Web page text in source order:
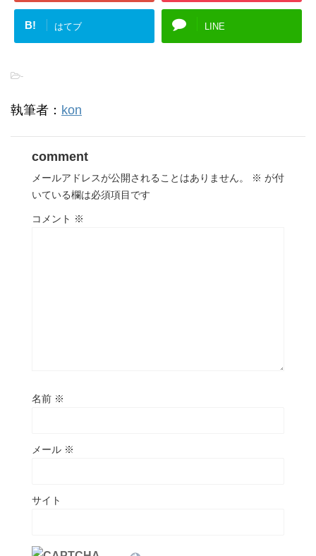
B! はてブ LINE
-
執筆者： kon
comment
メールアドレスが公開されることはありません。 ※ が付
いている欄は必須項目です
コメント ※
名前 ※
メール ※
サイト